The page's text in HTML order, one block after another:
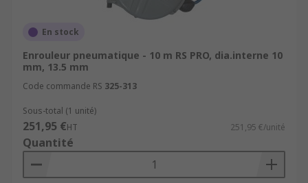
En stock
Enrouleur pneumatique - 10 m RS PRO, dia.interne 10
mm, 13.5 mm
Code commande RS 325-313
Sous-total (1 unité)
251,95 €HT 251,95 €/unité
Quantité